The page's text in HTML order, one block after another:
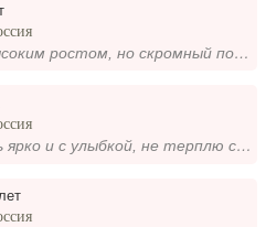
Я человек с высоким ростом, но скромный по натуре. Воспитанность для меня не пустая фраза — я стараюсь быть вежливым и у...
Я люблю жить ярко и с улыбкой, не терплю скуку, хотя иногда могу быть несносной. Но, надеюсь, моя доброта и милая натура...